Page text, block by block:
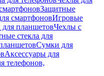
Защитные
смартфоновИгровые
планшетовЧехлы с
стекла для
Сумки для
Аксессуары для
телефонов,